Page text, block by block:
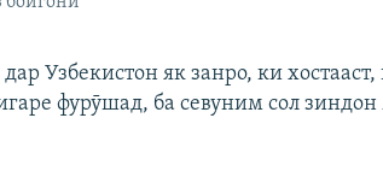
Узбекистон як занро, ки
фурӯшад, ба севуним сол